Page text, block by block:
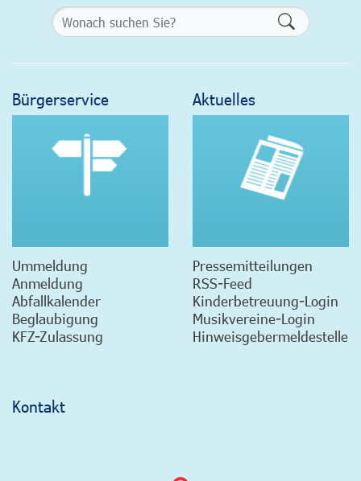
Bürgerservice
Ummeldung
Anmeldung
Abfallkalender
Beglaubigung
KFZ-Zulassung
Aktuelles
Pressemitteilungen
RSS-Feed
Kinderbetreuung-Login
Musikvereine-Login
Hinweisgebermeldestelle
Kontakt